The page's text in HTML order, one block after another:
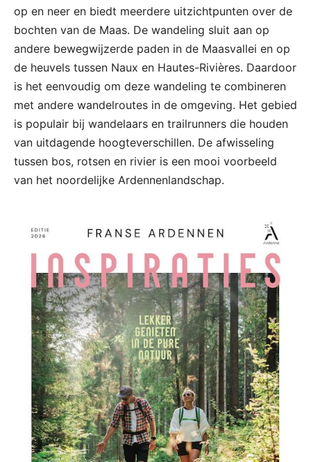
op en neer en biedt meerdere uitzichtpunten over de
bochten van de Maas. De wandeling sluit aan op
andere bewegwijzerde paden in de Maasvallei en op
de heuvels tussen Naux en Hautes-Rivières. Daardoor
is het eenvoudig om deze wandeling te combineren
met andere wandelroutes in de omgeving. Het gebied
is populair bij wandelaars en trailrunners die houden
van uitdagende hoogteverschillen. De afwisseling
tussen bos, rotsen en rivier is een mooi voorbeeld
van het noordelijke Ardennenlandschap.